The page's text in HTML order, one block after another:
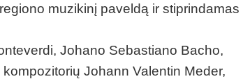
muzikinį paveldą ir stiprindamas
Johano Sebastiano Bacho,
Johann Valentin Meder,